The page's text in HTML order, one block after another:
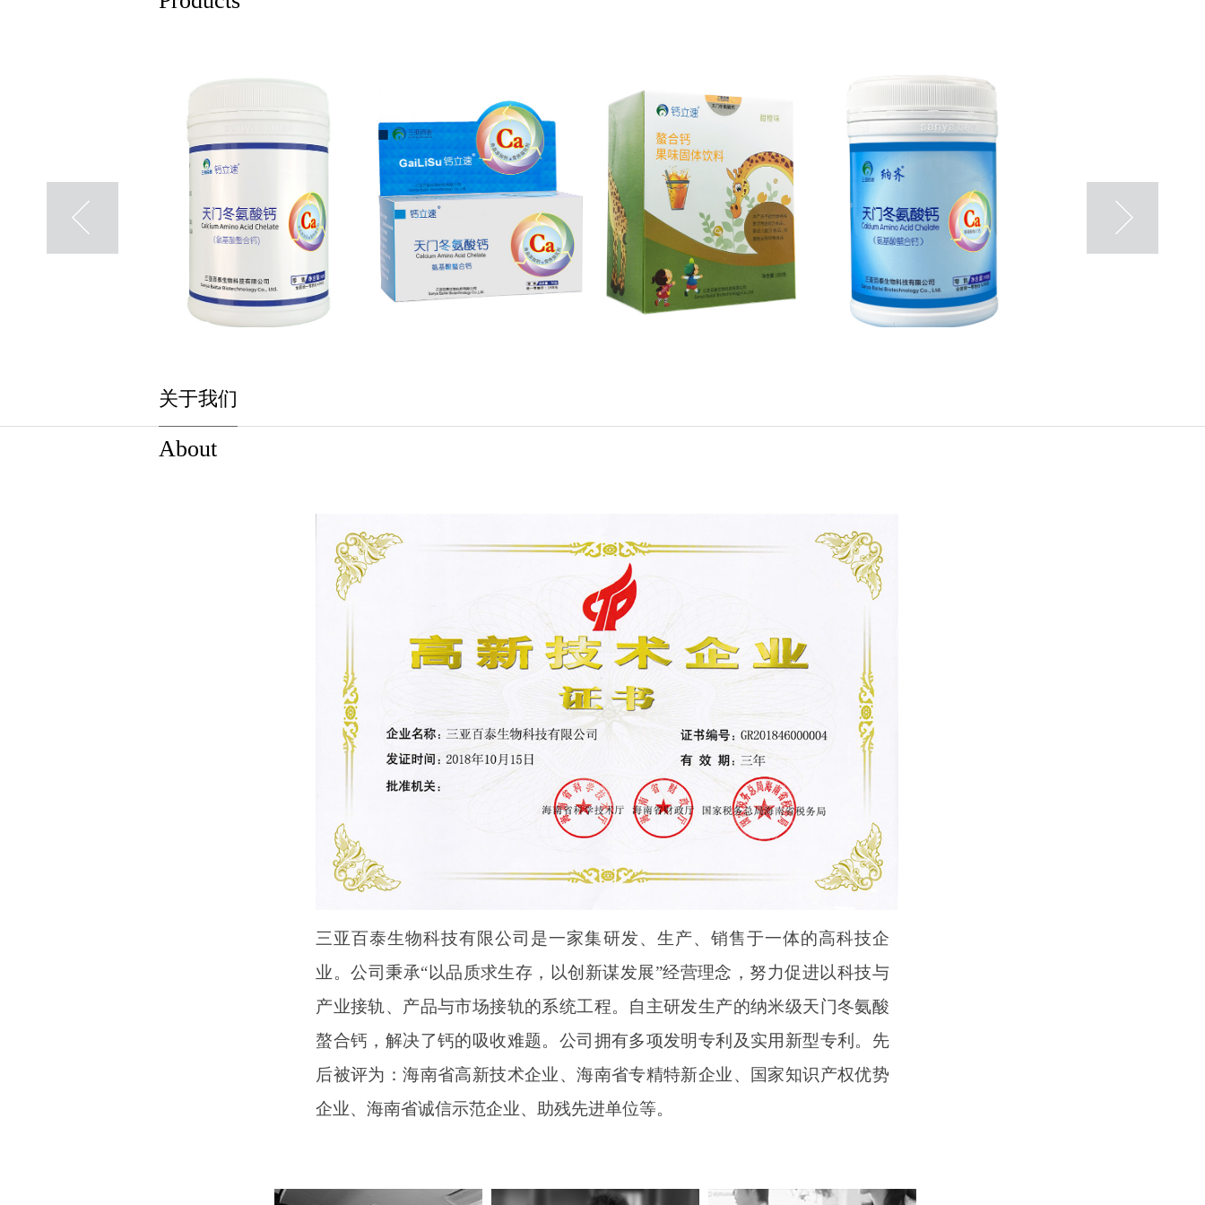
关于我们
About
三亚百泰生物科技有限公司是一家集研发、生产、销售于一体的高科技企
业。公司秉承“以品质求生存，以创新谋发展”经营理念，努力促进以科技与
产业接轨、产品与市场接轨的系统工程。自主研发生产的纳米级天门冬氨酸
螯合钙，解决了钙的吸收难题。公司拥有多项发明专利及实用新型专利。先
后被评为：海南省高新技术企业、海南省专精特新企业、国家知识产权优势
企业、海南省诚信示范企业、助残先进单位等。